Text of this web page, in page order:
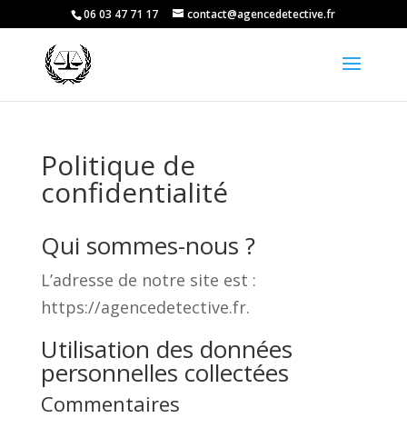
06 03 47 71 17 contact@agencedetective.fr
Politique de
confidentialité
Qui sommes-nous ?
L’adresse de notre site est :
https://agencedetective.fr.
Utilisation des données
personnelles collectées
Commentaires